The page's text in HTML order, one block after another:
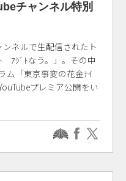
チャンネル特別
ネルで生配信されたト
ｱｼﾞﾄなう。」。その中
ム「東京事変の花金ﾅｲ
プレミア公開をい